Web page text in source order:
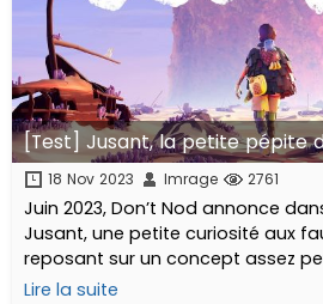
[Test] Jusant, la petite pépite
18 Nov 2023 Imrage 2761
Juin 2023, Don’t Nod annonce
Jusant, une petite curiosité aux
reposant sur un concept assez
vidéo : l’escalade...
Lire la suite